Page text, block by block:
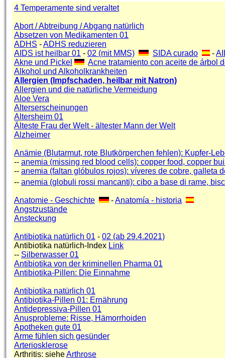
4 Temperamente sind veraltet
Abort / Abtreibung / Abgang natürlich
Absetzen von Medikamenten 01
ADHS -ADHS reduzieren
AIDS ist heilbar 01 - 02 (mit MMS) SIDA curado -
Akne und Pickel
Acne tratamiento con aceite de árbol
Alkohol und Alkoholkrankheiten
Allergien (Impfschaden, heilbar mit Natron)
Allergien und die natürliche Vermeidung
Aloe Vera
Alterserscheinungen
Altersheim 01
Älteste Frau der Welt - ältester Mann der Welt
Alzheimer
Anämie (Blutarmut, rote Blutkörperchen fehlen): Kupfer-
-- anemia (missing red blood cells): copper food, copper
-- anemia (faltan glóbulos rojos): víveres de cobre, galleta
-- anemia (globuli rossi mancanti): cibo a base di rame,
Anatomie - Geschichte -Anatomía - historia
Angstzustände
Ansteckung
Antibiotika natürlich 01 - 02 (ab 29.4.2021)
Antibiotika natürlich-Index Link
-- Silberwasser 01
Antibiotika von der kriminellen Pharma 01
Antibiotika-Pillen: Die Einnahme
Antibiotika natürlich 01
Antibiotika-Pillen 01: Ernährung
Antidepressiva-Pillen 01
Anusprobleme: Risse, Hämorrhoiden
Apotheken gute 01
Arme fühlen sich gesünder
Arteriosklerose
Arthritis: sieheArthrose